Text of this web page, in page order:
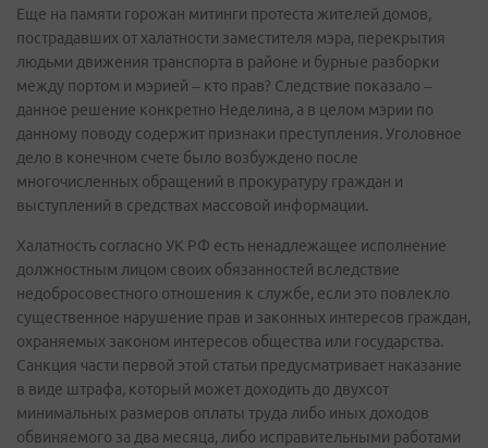
Еще на памяти горожан митинги протеста жителей домов,
пострадавших от халатности заместителя мэра, перекрытия
людьми движения транспорта в районе и бурные разборки
между портом и мэрией – кто прав? Следствие показало –
данное решение конкретно Неделина, а в целом мэрии по
данному поводу содержит признаки преступления. Уголовное
дело в конечном счете было возбуждено после
многочисленных обращений в прокуратуру граждан и
выступлений в средствах массовой информации.
Халатность согласно УК РФ есть ненадлежащее исполнение
должностным лицом своих обязанностей вследствие
недобросовестного отношения к службе, если это повлекло
существенное нарушение прав и законных интересов граждан,
охраняемых законом интересов общества или государства.
Санкция части первой этой статьи предусматривает наказание
в виде штрафа, который может доходить до двухсот
минимальных размеров оплаты труда либо иных доходов
обвиняемого за два месяца, либо исправительными работами